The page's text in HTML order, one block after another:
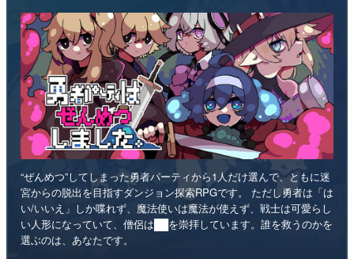
“ぜんめつ”してしまった勇者パーティから1人だけ選んで、ともに迷
宮からの脱出を目指すダンジョン探索RPGです。 ただし勇者は「は
い/いいえ」しか喋れず、魔法使いは魔法が使えず、戦士は可愛らし
い人形になっていて、僧侶は██を崇拝しています。誰を救うのかを
選ぶのは、あなたです。